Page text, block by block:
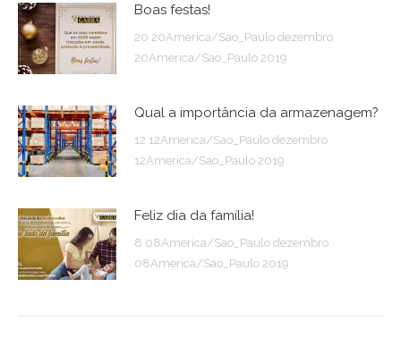
Boas festas!
20 20America/Sao_Paulo dezembro
20America/Sao_Paulo 2019
Qual a importância da armazenagem?
12 12America/Sao_Paulo dezembro
12America/Sao_Paulo 2019
Feliz dia da família!
8 08America/Sao_Paulo dezembro
08America/Sao_Paulo 2019